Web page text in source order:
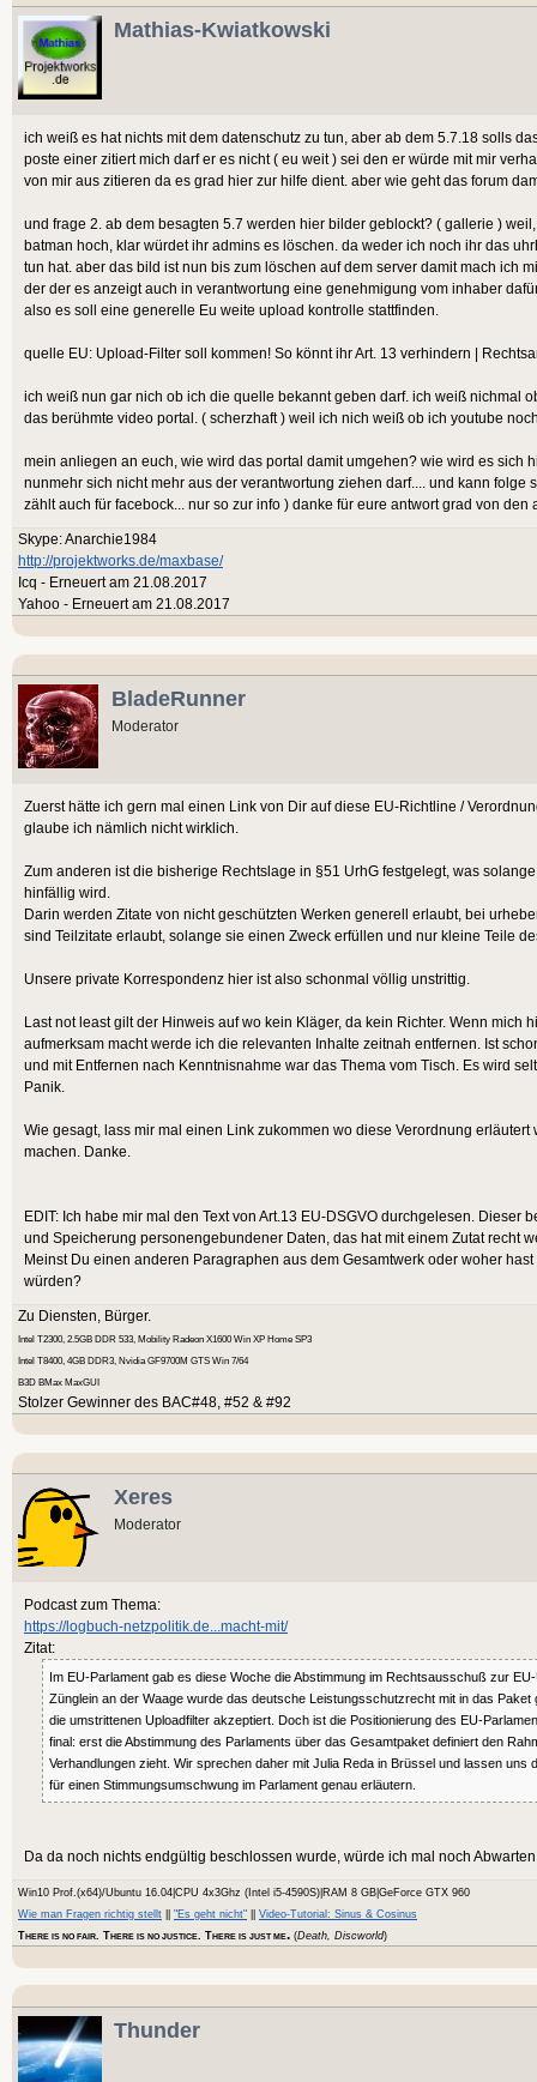
Mathias-Kwiatkowski
ich weiß es hat nichts mit dem datenschutz zu tun, aber ab dem 5.7.18 solls
poste einer zitiert mich darf er es nicht ( eu weit ) sei den er würde mit mir
von mir aus zitieren da es grad hier zur hilfe dient. aber wie geht das forum
und frage 2. ab dem besagten 5.7 werden hier bilder geblockt? ( gallerie )
batman hoch, klar würdet ihr admins es löschen. da weder ich noch ihr das
tun hat. aber das bild ist nun bis zum löschen auf dem server damit mach ich
der der es anzeigt auch in verantwortung eine genehmigung vom inhaber
also es soll eine generelle Eu weite upload kontrolle stattfinden.
quelle EU: Upload-Filter soll kommen! So könnt ihr Art. 13 verhindern |
ich weiß nun gar nich ob ich die quelle bekannt geben darf. ich weiß nichmal
das berühmte video portal. ( scherzhaft ) weil ich nich weiß ob ich youtube
mein anliegen an euch, wie wird das portal damit umgehen? wie wird es sich
nunmehr sich nicht mehr aus der verantwortung ziehen darf.... und kann folge
zählt auch für facebock... nur so zur info ) danke für eure antwort grad von den
Skype: Anarchie1984
http://projektworks.de/maxbase/
Icq - Erneuert am 21.08.2017
Yahoo - Erneuert am 21.08.2017
BladeRunner
Moderator
Zuerst hätte ich gern mal einen Link von Dir auf diese EU-Richtline /
glaube ich nämlich nicht wirklich.
Zum anderen ist die bisherige Rechtslage in §51 UrhG festgelegt, was
hinfällig wird.
Darin werden Zitate von nicht geschützten Werken generell erlaubt, bei
sind Teilzitate erlaubt, solange sie einen Zweck erfüllen und nur kleine Teile
Unsere private Korrespondenz hier ist also schonmal völlig unstrittig.
Last not least gilt der Hinweis auf wo kein Kläger, da kein Richter. Wenn mich
aufmerksam macht werde ich die relevanten Inhalte zeitnah entfernen. Ist
und mit Entfernen nach Kenntnisnahme war das Thema vom Tisch. Es wird
Panik.
Wie gesagt, lass mir mal einen Link zukommen wo diese Verordnung
machen. Danke.
EDIT: Ich habe mir mal den Text von Art.13 EU-DSGVO durchgelesen. Dieser
und Speicherung personengebundener Daten, das hat mit einem Zutat recht
Meinst Du einen anderen Paragraphen aus dem Gesamtwerk oder woher
würden?
Zu Diensten, Bürger.
Intel T2300, 2.5GB DDR 533, Mobility Radeon X1600 Win XP Home SP3
Intel T8400, 4GB DDR3, Nvidia GF9700M GTS Win 7/64
B3D BMax MaxGUI
Stolzer Gewinner des BAC#48, #52 & #92
Xeres
Moderator
Podcast zum Thema:
https://logbuch-netzpolitik.de...macht-mit/
Zitat:
Im EU-Parlament gab es diese Woche die Abstimmung im Rechtsausschuß zur
Zünglein an der Waage wurde das deutsche Leistungsschutzrecht mit in das
die umstrittenen Uploadfilter akzeptiert. Doch ist die Positionierung des EU-
final: erst die Abstimmung des Parlaments über das Gesamtpaket definiert den
Verhandlungen zieht. Wir sprechen daher mit Julia Reda in Brüssel und lassen uns
für einen Stimmungsumschwung im Parlament genau erläutern.
Da da noch nichts endgültig beschlossen wurde, würde ich mal noch
Win10 Prof.(x64)/Ubuntu 16.04|CPU 4x3Ghz (Intel i5-4590S)|RAM 8 GB|GeForce GTX 960
Wie man Fragen richtig stellt
"Es geht nicht"
Video-Tutorial: Sinus & Cosinus
THERE IS NO FAIR. THERE IS NO JUSTICE. THERE IS JUST ME. (Death, Discworld)
Thunder